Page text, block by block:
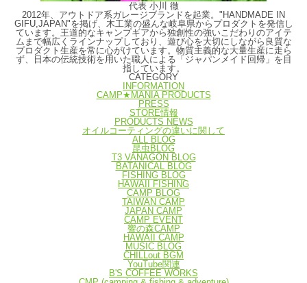
代表 小川 徹
2012年、アウトドア系ガレージブランドを起業。"HANDMADE IN
GIFU,JAPAN"を掲げ、木工業の盛んな岐阜県からプロダクトを発信し
ています。王道的なキャンプギアから独創性の強いこだわりのアイテ
ムまで幅広くラインナップしており、遊び心を大切にしながら良質な
プロダクト生産を常に心がけています。物質主義的な大量生産に走ら
ず、日本の伝統技術を用いた職人による「ジャパンメイド回帰」を目
指しています。
CATEGORY
INFORMATION
CAMP★MANIA PRODUCTS
PRESS
STORE情報
PRODUCTS NEWS
オイルコーティングの違いに関して
ALL BLOG
昆虫BLOG
T3 VANAGON BLOG
BATANICAL BLOG
FISHING BLOG
HAWAII FISHING
CAMP BLOG
TAIWAN CAMP
JAPAN CAMP
CAMP EVENT
響の森CAMP
HAWAII CAMP
MUSIC BLOG
CHILLout BGM
YouTube関連
B'S COFFEE WORKS